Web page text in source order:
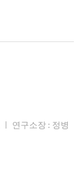
ㅣ 연구소장 : 정병